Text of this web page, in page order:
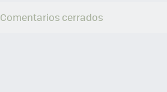
Comentarios cerrados